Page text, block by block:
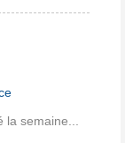
semaine...